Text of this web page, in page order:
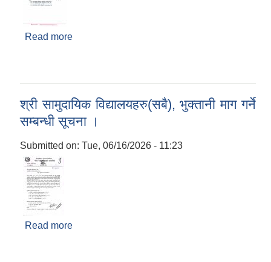
Read more
श्री सामुदायिक विद्यालयहरु(सबै), भुक्तानी माग गर्ने
सम्बन्धी सूचना ।
Submitted on: Tue, 06/16/2026 - 11:23
Read more